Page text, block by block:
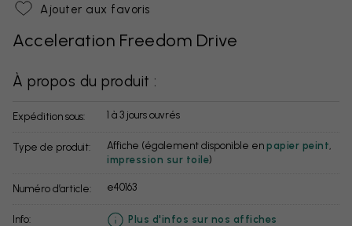
Ajouter aux favoris
Acceleration Freedom Drive
À propos du produit :
Expédition sous: 1 à 3 jours ouvrés
Type de produit: Affiche (également disponible en papier peint
impression sur toile)
Numéro d’article: e40163
info: Plus d'infos sur nos affiches